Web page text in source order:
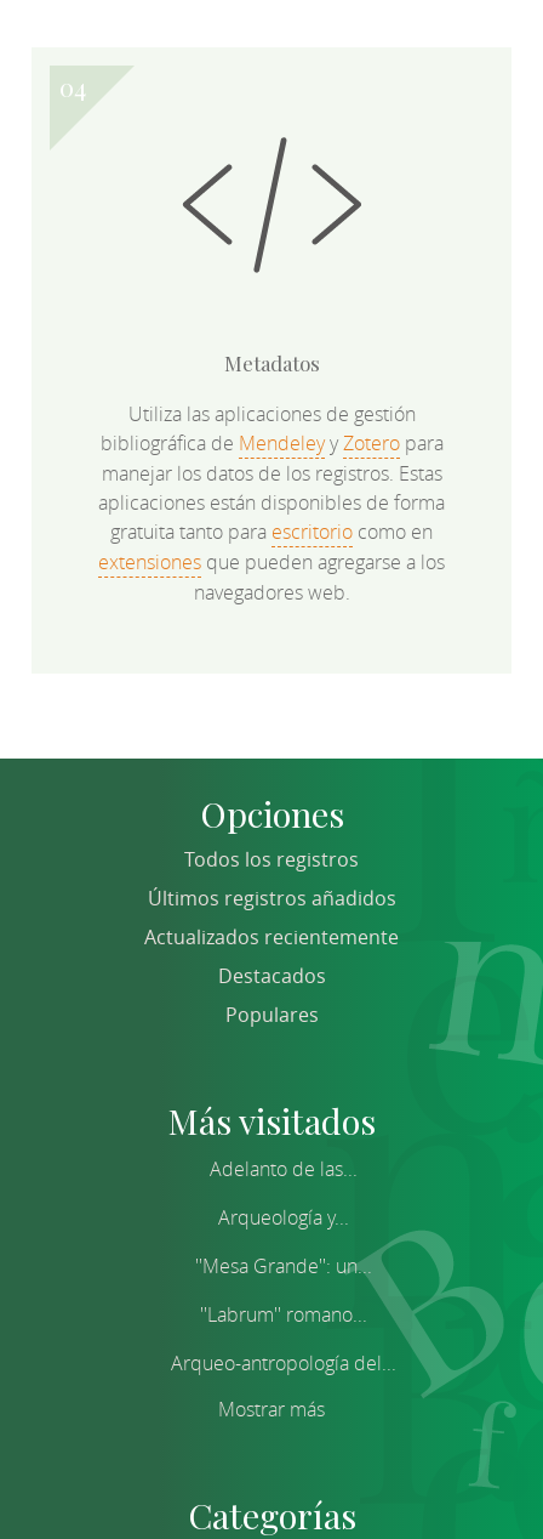
Metadatos
Utiliza las aplicaciones de gestión
bibliográfica de MendeleyyZoteropara
manejar los datos de los registros. Estas
aplicaciones están disponibles de forma
gratuita tanto para escritorio como en
extensiones que pueden agregarse a los
navegadores web.
Opciones
Todos los registros
Últimos registros añadidos
Actualizados recientemente
Destacados
Populares
Más visitados
Adelanto de las...
Arqueología y...
''Mesa Grande'': un...
''Labrum'' romano...
Arqueo-antropología del...
Mostrar más
Categorías